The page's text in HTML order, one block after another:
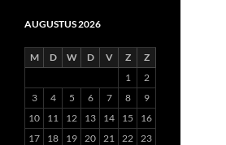
AUGUSTUS 2026
M D W D V Z
Z
1
2
3
4 5 6 7 8
9
10
11 12 13 14 15
16
17
18 19 20 21 22
23